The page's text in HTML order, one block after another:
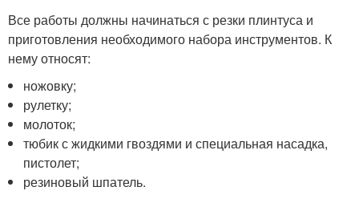
Все работы должны начинаться с резки плинтуса и
приготовления необходимого набора инструментов. К
нему относят:
ножовку;
рулетку;
молоток;
тюбик с жидкими гвоздями и специальная насадка,
пистолет;
резиновый шпатель.